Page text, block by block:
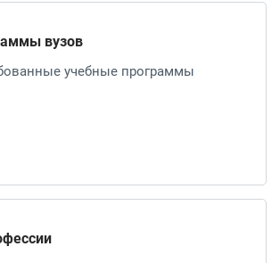
вузов
учебные программы